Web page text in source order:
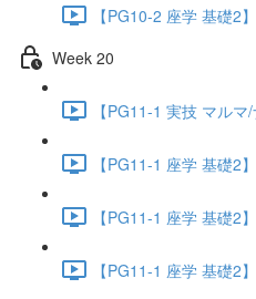
【PG10-2 座学 基礎2
Week 20
【PG11-1 実技 マル
【PG11-1 座学 基礎2
【PG11-1 座学 基礎2
【PG11-1 座学 基礎2